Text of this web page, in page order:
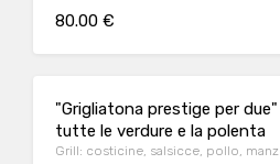
industriale, pertanto si accettano
80.00 €
"Grigliatona prestige per
tutte le verdure e la polenta
Grill: costicine, salsicce, pollo,